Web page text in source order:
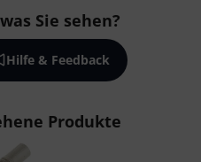
Sie sehen?
Hilfe & Feedback
Produkte